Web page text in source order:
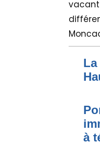
vacant
à